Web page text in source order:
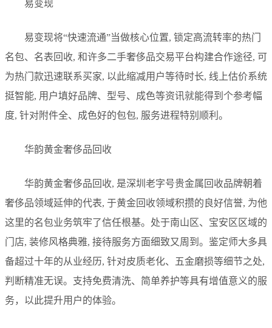
易变现
易变现将“快速流通”当做核心位置, 锁定高流转率的热门
名包、名表回收, 和许多二手奢侈品交易平台构建合作途径, 可
为热门款迅速联系买家, 以此缩减用户等待时长, 线上估价系统
挺智能, 用户填好品牌、型号、成色等资讯就能得到个参考幅
度, 针对附件全、成色好的包包, 服务进程特别顺利。
华韵黄金奢侈品回收
华韵黄金奢侈品回收, 是深圳老字号贵金属回收品牌朝着
奢侈品领域延伸的代表, 于黄金回收领域积攒的良好信誉, 为他
这里的名包业务筑牢了信任根基。处于南山区、宝安区区域的
门店, 装修风格典雅, 接待服务方面细致又周到。鉴定师大多具
备超过十年的从业经历, 针对皮质老化、五金磨损等细节之处,
判断精准无误。支持免费清洗、简单养护等具有增值意义的服
务，以此提升用户的体验。